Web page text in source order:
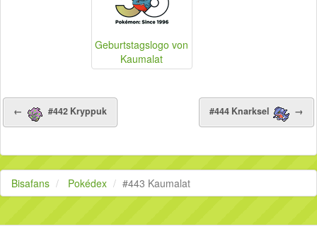
Geburtstagslogo von
Kaumalat
← #442 Kryppuk #444 Knarksel →
Bisafans Pokédex #443 Kaumalat